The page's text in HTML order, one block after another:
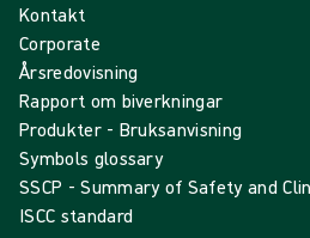
Kontakt
Corporate
Årsredovisning
Rapport om biverkningar
Produkter - Bruksanvisning
Symbols glossary
SSCP - Summary of Safety and
ISCC standard